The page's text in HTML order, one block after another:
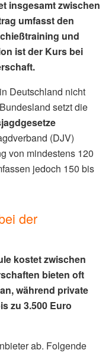
insgesamt zwischen
umfasst den
und
ist der Kurs bei
Deutschland nicht
setzt die
(DJV)
von mindestens 120
jedoch 150 bis
der
kostet zwischen
bieten oft
während private
zu 3.500 Euro
ab. Folgende